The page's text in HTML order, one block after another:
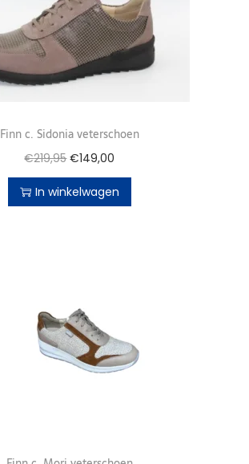
Finn c. Sidonia veterschoen
€219,95 €149,00
In winkelwagen